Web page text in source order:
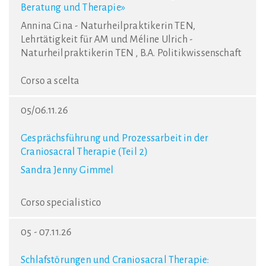
Beratung und Therapie»
Annina Cina - Naturheilpraktikerin TEN,
Lehrtätigkeit für AM und Méline Ulrich -
Naturheilpraktikerin TEN , B.A. Politikwissenschaft
Corso a scelta
05/06.11.26
Gesprächsführung und Prozessarbeit in der
Craniosacral Therapie (Teil 2)
Sandra Jenny Gimmel
Corso specialistico
05 - 07.11.26
Schlafstörungen und Craniosacral Therapie: